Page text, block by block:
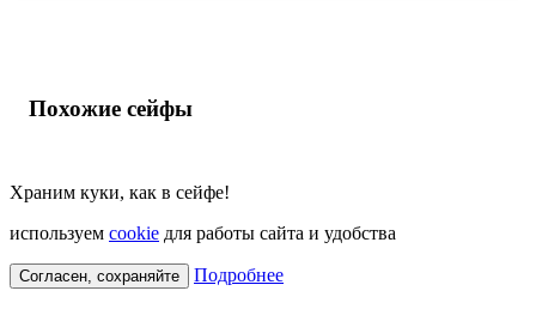
Похожие сейфы
Храним куки, как в сейфе!
используем cookie для работы сайта и удобства
Согласен, сохраняйте Подробнее